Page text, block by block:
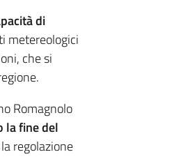
di
metereologici
che si
Romagnolo
la fine del
regolazione